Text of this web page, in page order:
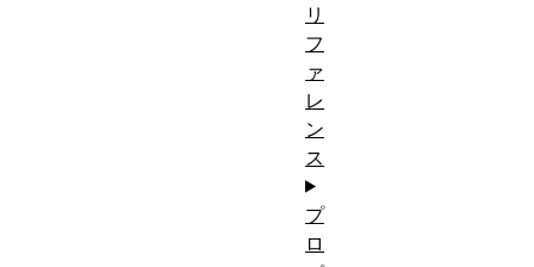
リ
フ
ァ
レ
ン
ス
プ
ロ